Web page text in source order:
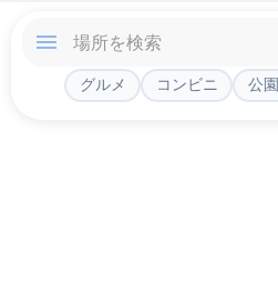
グルメ コンビニ 公園